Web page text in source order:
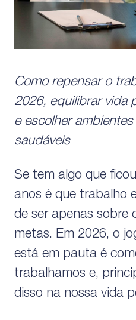
Como repensar o
2026, equilibrar vida
e escolher
saudáveis
Se tem algo que
anos é que trabalho
de ser apenas sobre
metas. Em 2026, o
está em pauta é
trabalhamos e,
disso na nossa vida